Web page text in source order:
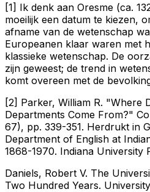
[1] Ik denk aan Oresme (ca.
moeilijk een datum te kiezen,
afname van de wetenschap
Europeanen klaar waren met
klassieke wetenschap. De
zijn geweest; de trend in
komt overeen met de
[2] Parker, William R. "Where
Departments Come From?"
67), pp. 339-351. Herdrukt in
Department of English at
1868-1970. Indiana University
Daniels, Robert V. The
Two Hundred Years.